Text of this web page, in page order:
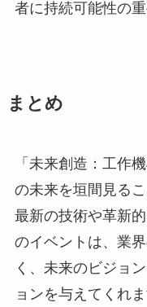
者に持続可能性の
まとめ
「未来創造：工作
の未来を垣間見る
最新の技術や革新
のイベントは、業
く、未来のビジョ
ョンを与えてくれ